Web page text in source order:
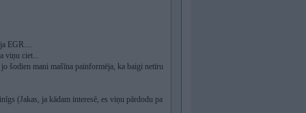
EGR....
viņu ciet...
šodien mani mašīna painformēja, ka baigi netīru
(Jakas, ja kādam interesē, es viņu pārdodu pa